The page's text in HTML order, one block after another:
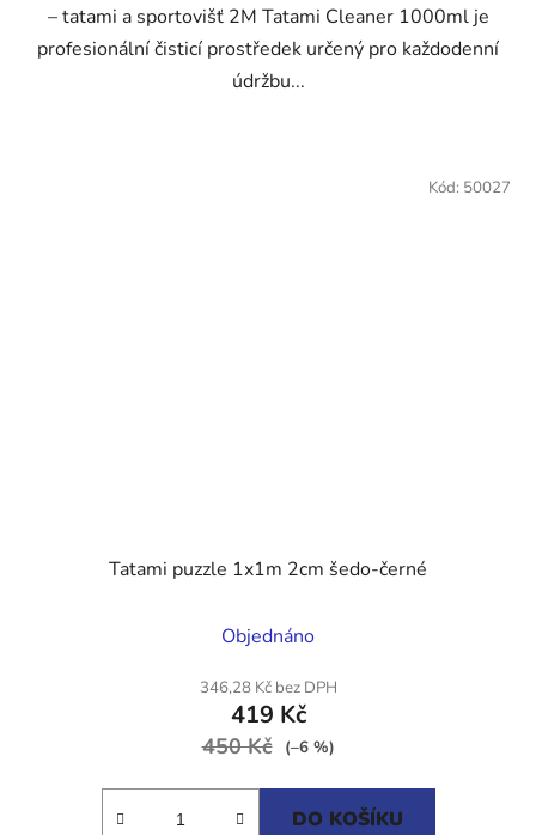
– tatami a sportovišť 2M Tatami Cleaner 1000ml je
profesionální čisticí prostředek určený pro každodenní
údržbu...
Tatami puzzle 1x1m 2cm šedo-černé
hodnocení
produktu
je
5,0
Objednáno
346,28 Kč bez DPH
419 Kč
450 Kč (–6 %)
DO KOŠÍKU
Kód: 50027